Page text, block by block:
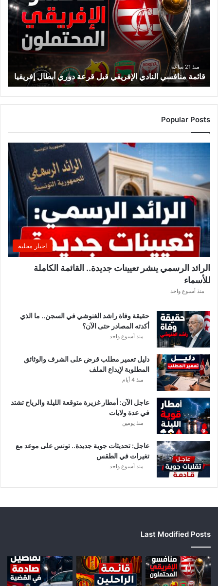
النادي
الإفريقي
إفريقيا
منذ 21 ساعة
قائمة منافسي النادي الإفريقي قبل قرعة دوري أبطال إفريقيا
Popular Posts
اخبار محلية
الرائد الرسمي ينشر تعيينات جديدة.. القائمة الكاملة
للأسماء
منذ أسبوع واحد
حقيقة وفاة راشد الغنوشي في السجن.. ما الذي
أكدته المصادر حتى الآن؟
منذ أسبوع واحد
دليل تعمير مطلب قرض على الشرف والوثائق
المطلوبة لإيداع الملف
منذ 4 أيام
عاجل الآن: أمطار غزيرة متوقعة الليلة والرياح تشتد
في عدة ولايات
منذ يومين
عاجل: تحديثات جوية جديدة.. تونس على موعد مع
تغيرات في الطقس
منذ أسبوع واحد
Last Modified Posts